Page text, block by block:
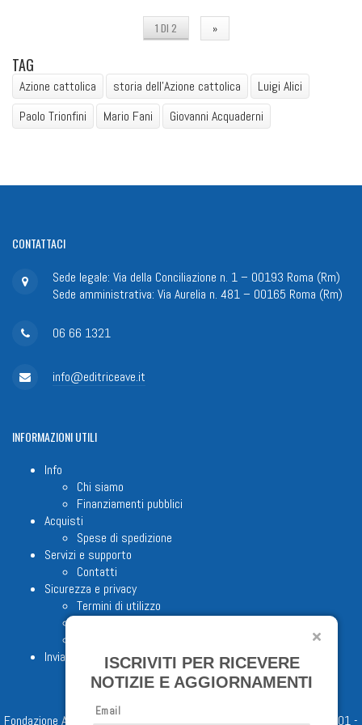
1 DI 2 »
TAG
Azione cattolica storia dell'Azione cattolica
Luigi Alici
Paolo Trionfini
Mario Fani Giovanni Acquaderni
CONTATTACI
Sede legale: Via della Conciliazione n. 1 – 00193 Roma (Rm)
Sede amministrativa: Via Aurelia n. 481 – 00165 Roma (Rm)
06 66 1321
info@editriceave.it
INFORMAZIONIUTILI
Info
Chi siamo
Finanziamenti pubblici
Acquisti
Spese di spedizione
Servizi e supporto
Contatti
Sicurezza e privacy
Termini di utilizzo
Invia proposta editoriale
Fondazione Apostolicam Actuositatem ETS © 2023 - P.I. 05398481001 -
ISCRIVITI PER RICEVERE
NOTIZIE E AGGIORNAMENTI
Email